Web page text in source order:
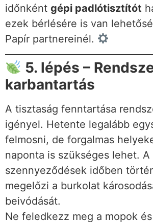
időnként gépi padlótisztítót
ezek bérlésére is van
Papír partnereinél.
5. lépés –
karbantartás
A tisztaság fenntartása
igényel. Hetente legalább
felmosni, de forgalmas
naponta is szükséges lehet. A
szennyeződések időben
megelőzi a burkolat
beivódását.
Ne feledkezz meg a mopok